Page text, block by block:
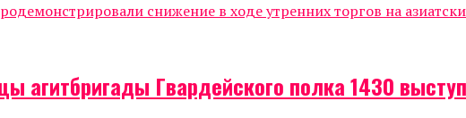
снижение в ходе утренних торгов на
агитбригады Гвардейского полка 1430